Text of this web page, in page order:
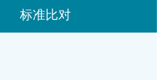
标准比对